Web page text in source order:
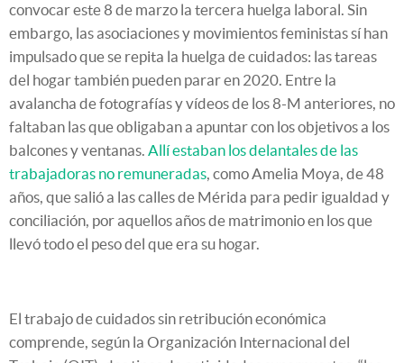
convocar este 8 de marzo la tercera huelga laboral. Sin
embargo, las asociaciones y movimientos feministas sí han
impulsado que se repita la huelga de cuidados: las tareas
del hogar también pueden parar en 2020. Entre la
avalancha de fotografías y vídeos de los 8-M anteriores, no
faltaban las que obligaban a apuntar con los objetivos a los
balcones y ventanas. Allí estaban los delantales de las
trabajadoras no remuneradas, como Amelia Moya, de 48
años, que salió a las calles de Mérida para pedir igualdad y
conciliación, por aquellos años de matrimonio en los que
llevó todo el peso del que era su hogar.
El trabajo de cuidados sin retribución económica
comprende, según la Organización Internacional del